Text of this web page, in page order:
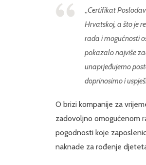
„Certifikat
Hrvatskoj, a što je
rada i mogućnosti
pokazalo najviše
unaprjeđujemo
doprinosimo i
O brizi kompanije za
zadovoljno omogućenom
pogodnosti koje
naknade za rođenje